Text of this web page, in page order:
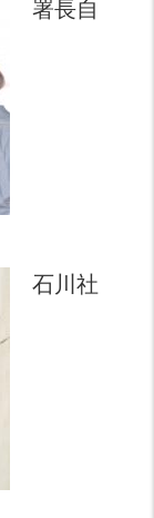
署長自
石川社